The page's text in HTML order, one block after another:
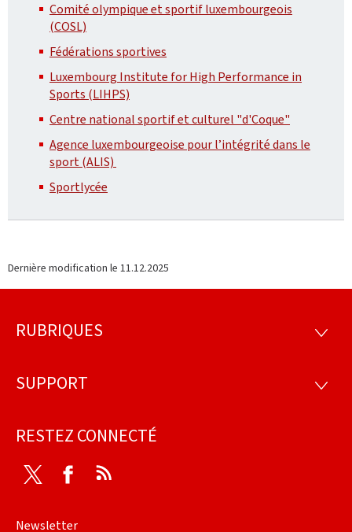
Comité olympique et sportif luxembourgeois
(COSL)
Fédérations sportives
Luxembourg Institute for High Performance in
Sports (LIHPS)
Centre national sportif et culturel "d'Coque"
Agence luxembourgeoise pour l’intégrité dans le
sport (ALIS)
Sportlycée
Dernière modification le 11.12.2025
Pied
page
RUBRIQUES
SUPPORT
RESTEZ CONNECTÉ
Twitter Facebook
Newsletter